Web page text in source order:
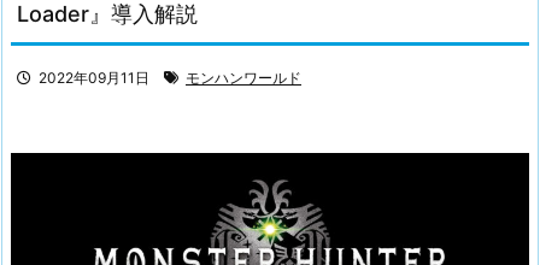
Loader』導入解説
2022年09月11日 モンハンワールド